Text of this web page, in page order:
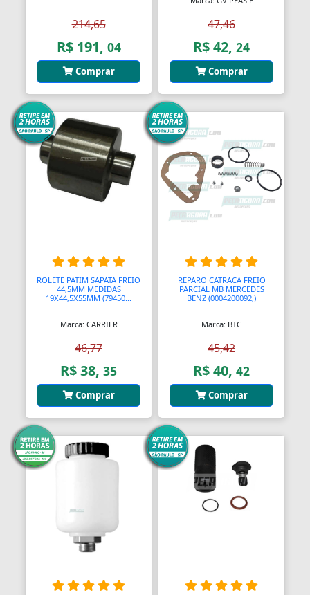
214,65
R$ 191, 04
Comprar
47,46
R$ 42, 24
Comprar
ROLETE PATIM SAPATA FREIO
44,5MM MEDIDAS
19X44,5X55MM (79450...
Marca: CARRIER
46,77
R$ 38, 35
Comprar
REPARO CATRACA FREIO
PARCIAL MB MERCEDES
BENZ (0004200092,)
Marca: BTC
45,42
R$ 40, 42
Comprar